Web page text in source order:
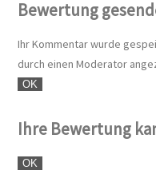
Bewertung
Ihr Kommentar wurde
durch einen Moderator
OK
Ihre Bewertung
OK